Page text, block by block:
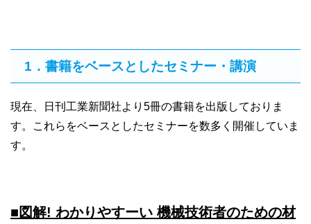
1．書籍をベースとしたセミナー・講演
現在、日刊工業新聞社より5冊の書籍を出版しておりま
す。これらをベースとしたセミナーを数多く開催していま
す。
■図解! わかりやすーい 機械技術者のための材